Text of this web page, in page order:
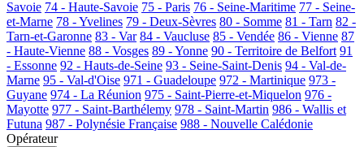
Savoie 74 - Haute-Savoie 75 - Paris 76 - Seine-Maritime 77 - Seine-
et-Marne 78 - Yvelines 79 - Deux-Sèvres 80 - Somme 81 - Tarn 82 -
Tarn-et-Garonne 83 - Var 84 - Vaucluse 85 - Vendée 86 - Vienne 87
- Haute-Vienne 88 - Vosges 89 - Yonne 90 - Territoire de Belfort 91
- Essonne 92 - Hauts-de-Seine 93 - Seine-Saint-Denis 94 - Val-de-
Marne 95 - Val-d'Oise 971 - Guadeloupe 972 - Martinique 973 -
Guyane 974 - La Réunion 975 - Saint-Pierre-et-Miquelon 976 -
Mayotte 977 - Saint-Barthélemy 978 - Saint-Martin 986 - Wallis et
Futuna 987 - Polynésie Française 988 - Nouvelle Calédonie
Opérateur